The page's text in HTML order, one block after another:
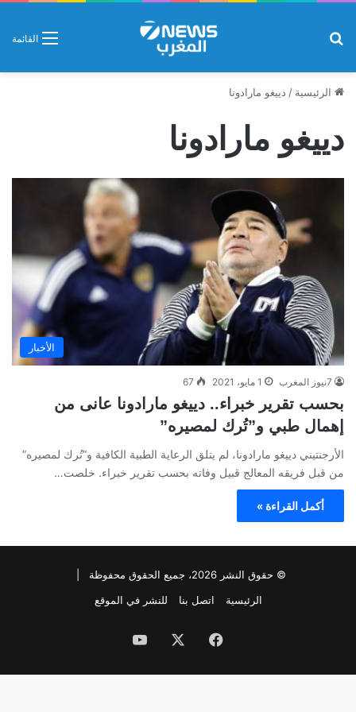
القائمة
الرئيسية / دييغو مارادونا
دييغو مارادونا
الأخبار
7نيوز المغرب 1 مايو، 2021 67
بحسب تقرير خبراء.. دييغو مارادونا عانى من
إهمال طبي و”تُرك لمصيره”
الأرجنتيني دييغو مارادونا، لم يتلق الرعاية الطبية الكافية و”تُرك لمصيره”
من قبل فريقه المعالج قبيل وفاته بحسب تقرير خبراء. خلصت…
أكمل القراءة »
© حقوق النشر 2026، جميع الحقوق محفوظة |
الرئيسية
اتصل بنا للنشر في الموقع
فيسبوك